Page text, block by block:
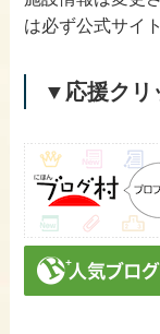
は必ず公式サイ
▼応援クリ